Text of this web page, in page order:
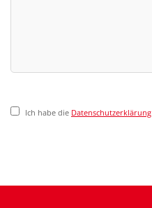
Ich habe die Datenschutzerklärung